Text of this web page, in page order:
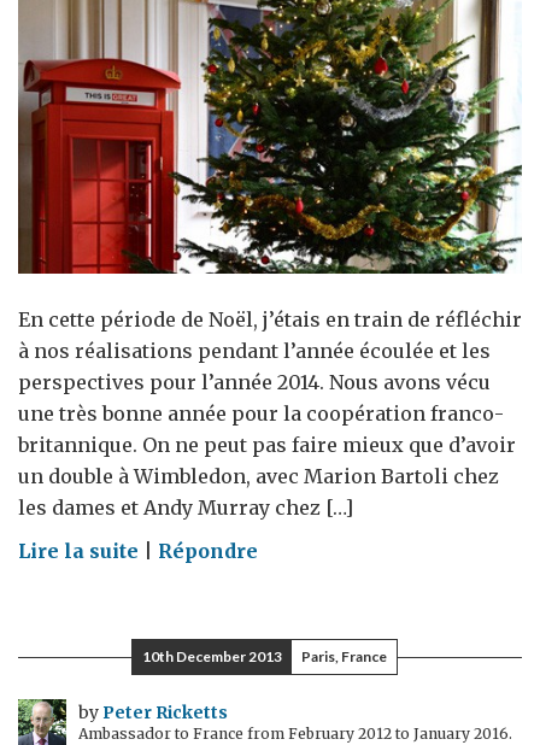
En cette période de Noël, j’étais en train de réfléchir
à nos réalisations pendant l’année écoulée et les
perspectives pour l’année 2014. Nous avons vécu
une très bonne année pour la coopération franco-
britannique. On ne peut pas faire mieux que d’avoir
un double à Wimbledon, avec Marion Bartoli chez
les dames et Andy Murray chez […]
Lire la suite on
de
l'année
2013
Répondre
10th December 2013 Paris, France
byPeter Ricketts
Ambassador to France from February 2012 to January 2016.